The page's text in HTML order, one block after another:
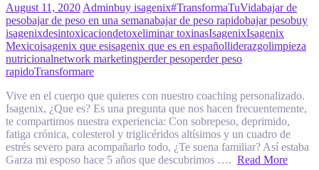
August 11, 2020 Adminbuy isagenix#TransformaTuVidabajar de
pesobajar de peso en una semanabajar de peso rapidobajar pesobuy
isagenixdesintoxicaciondetoxeliminar toxinasIsagenixIsagenix
Mexicoisagenix que esisagenix que es en españolliderazgolimpieza
nutricionalnetwork marketingperder pesoperder peso
rapidoTransformare
Vive en el cuerpo que quieres con nuestro coaching personalizado.
Isagenix, ¿Que es? Es una pregunta que nos hacen frecuentemente,
te compartimos nuestra experiencia: Con sobrepeso, deprimido,
fatiga crónica, colesterol y triglicéridos altísimos y un cuadro de
estrés severo para acompañarlo todo, ¿Te suena familiar? Así estaba
Garza mi esposo hace 5 años que descubrimos …. Read More